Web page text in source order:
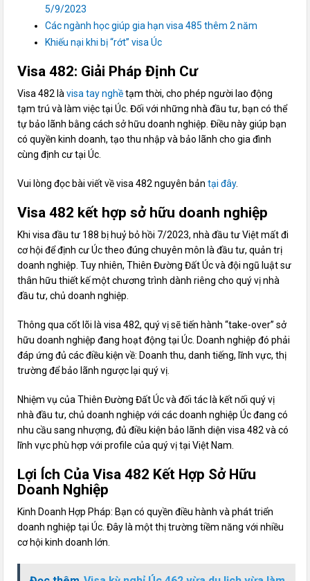
5/9/2023
Các ngành học giúp gia hạn visa 485 thêm 2 năm
Khiếu nại khi bị “rớt” visa Úc
Visa 482: Giải Pháp Định Cư
Visa 482 là visa tay nghềtạm thời, cho phép người lao động
tạm trú và làm việc tại Úc. Đối với những nhà đầu tư, bạn có thể
tự bảo lãnh bằng cách sở hữu doanh nghiệp. Điều này giúp bạn
có quyền kinh doanh, tạo thu nhập và bảo lãnh cho gia đình
cùng định cư tại Úc.
Vui lòng đọc bài viết về visa 482 nguyên bảntại đây.
Visa 482 kết hợp sở hữu doanh nghiệp
Khi visa đầu tư 188 bị huỷ bỏ hồi 7/2023, nhà đầu tư Việt mất đi
cơ hội để định cư Úc theo đúng chuyên môn là đầu tư, quản trị
doanh nghiệp. Tuy nhiên, Thiên Đường Đất Úc và đội ngũ luật sư
thân hữu thiết kế một chương trình dành riêng cho quý vị nhà
đầu tư, chủ doanh nghiệp.
Thông qua cốt lõi là visa 482, quý vị sẽ tiến hành “take-over” sở
hữu doanh nghiệp đang hoạt động tại Úc. Doanh nghiệp đó phải
đáp ứng đủ các điều kiện về: Doanh thu, danh tiếng, lĩnh vực, thị
trường để bảo lãnh ngược lại quý vị.
Nhiệm vụ của Thiên Đường Đất Úc và đối tác là kết nối quý vị
nhà đầu tư, chủ doanh nghiệp với các doanh nghiệp Úc đang có
nhu cầu sang nhượng, đủ điều kiện bảo lãnh diện visa 482 và có
lĩnh vực phù hợp với profile của quý vị tại Việt Nam.
Lợi Ích Của Visa 482 Kết Hợp Sở Hữu
Doanh Nghiệp
Kinh Doanh Hợp Pháp: Bạn có quyền điều hành và phát triển
doanh nghiệp tại Úc. Đây là một thị trường tiềm năng với nhiều
cơ hội kinh doanh lớn.